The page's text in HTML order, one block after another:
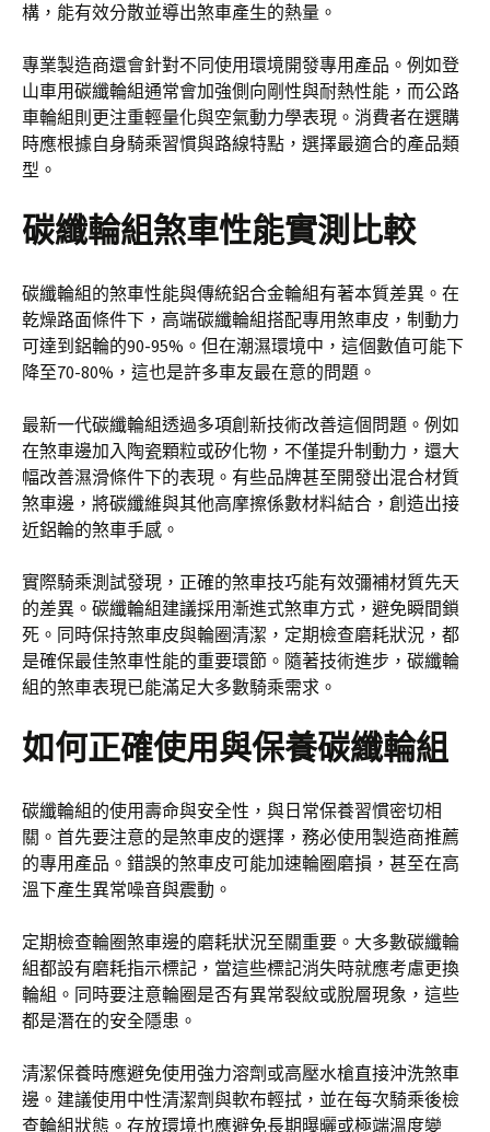
構，能有效分散並導出煞車產生的熱量。
專業製造商還會針對不同使用環境開發專用產品。例如登
山車用碳纖輪組通常會加強側向剛性與耐熱性能，而公路
車輪組則更注重輕量化與空氣動力學表現。消費者在選購
時應根據自身騎乘習慣與路線特點，選擇最適合的產品類
型。
碳纖輪組煞車性能實測比較
碳纖輪組的煞車性能與傳統鋁合金輪組有著本質差異。在
乾燥路面條件下，高端碳纖輪組搭配專用煞車皮，制動力
可達到鋁輪的90-95%。但在潮濕環境中，這個數值可能下
降至70-80%，這也是許多車友最在意的問題。
最新一代碳纖輪組透過多項創新技術改善這個問題。例如
在煞車邊加入陶瓷顆粒或矽化物，不僅提升制動力，還大
幅改善濕滑條件下的表現。有些品牌甚至開發出混合材質
煞車邊，將碳纖維與其他高摩擦係數材料結合，創造出接
近鋁輪的煞車手感。
實際騎乘測試發現，正確的煞車技巧能有效彌補材質先天
的差異。碳纖輪組建議採用漸進式煞車方式，避免瞬間鎖
死。同時保持煞車皮與輪圈清潔，定期檢查磨耗狀況，都
是確保最佳煞車性能的重要環節。隨著技術進步，碳纖輪
組的煞車表現已能滿足大多數騎乘需求。
如何正確使用與保養碳纖輪組
碳纖輪組的使用壽命與安全性，與日常保養習慣密切相
關。首先要注意的是煞車皮的選擇，務必使用製造商推薦
的專用產品。錯誤的煞車皮可能加速輪圈磨損，甚至在高
溫下產生異常噪音與震動。
定期檢查輪圈煞車邊的磨耗狀況至關重要。大多數碳纖輪
組都設有磨耗指示標記，當這些標記消失時就應考慮更換
輪組。同時要注意輪圈是否有異常裂紋或脫層現象，這些
都是潛在的安全隱患。
清潔保養時應避免使用強力溶劑或高壓水槍直接沖洗煞車
邊。建議使用中性清潔劑與軟布輕拭，並在每次騎乘後檢
查輪組狀態。存放環境也應避免長期曝曬或極端溫度變